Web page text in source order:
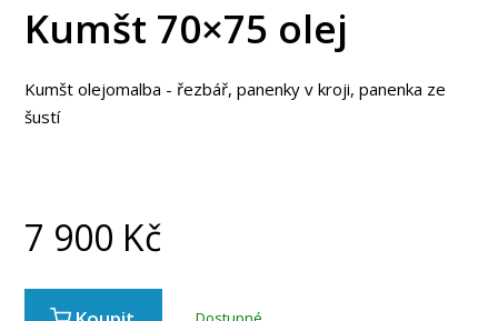
Kumšt 70×75 olej
Kumšt olejomalba - řezbář, panenky v kroji, panenka ze
šustí
7 900 Kč